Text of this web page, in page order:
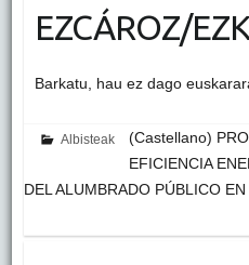
EZCÁROZ/
Barkatu, hau ez dago
Albisteak
(Castellano)
EFICIENCIA
DEL ALUMBRADO PÚBLICO